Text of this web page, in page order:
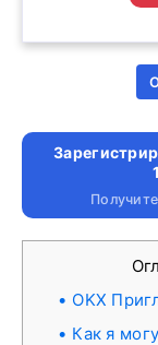
OKX
Как я